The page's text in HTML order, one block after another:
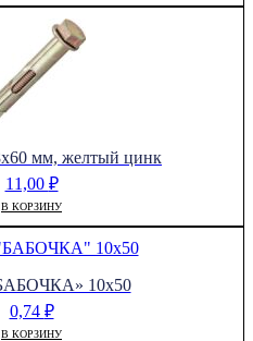
мм, желтый цинк
11,00 ₽
В КОРЗИНУ
10х50
0,74 ₽
В КОРЗИНУ